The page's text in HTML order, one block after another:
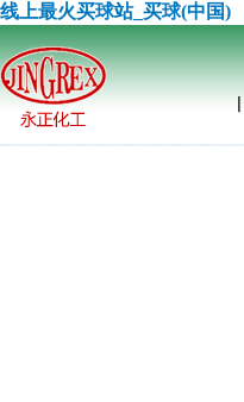
线上最火买球站_买球(中国)